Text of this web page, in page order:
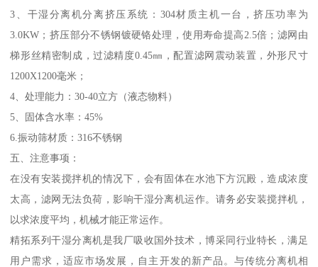
3、干湿分离机分离挤压系统：304材质主机一台，挤压功率为
3.0KW；挤压部分不锈钢镀硬铬处理，使用寿命提高2.5倍；滤网由
梯形丝精密制成，过滤精度0.45㎜，配置滤网震动装置，外形尺寸
1200X1200毫米；
4、处理能力：30-40立方（液态物料）
5、固体含水率：45%
6.振动筛材质：316不锈钢
五、注意事项：
在没有安装搅拌机的情况下，会有固体在水池下方沉殿，造成浓度
太高，滤网无法负荷，影响干湿分离机运作。请务必安装搅拌机，
以求浓度平均，机械才能正常运作。
精拓系列干湿分离机是我厂吸收国外技术，博采同行业特长，满足
用户需求，适应市场发展，自主开发的新产品。与传统分离机相